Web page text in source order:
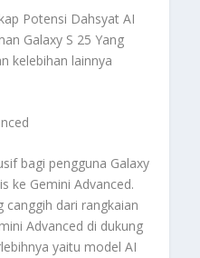
Potensi Dahsyat AI
Galaxy S 25 Yang
kelebihan lainnya
bagi pengguna Galaxy
ke Gemini Advanced.
canggih dari rangkaian
Advanced di dukung
yaitu model AI